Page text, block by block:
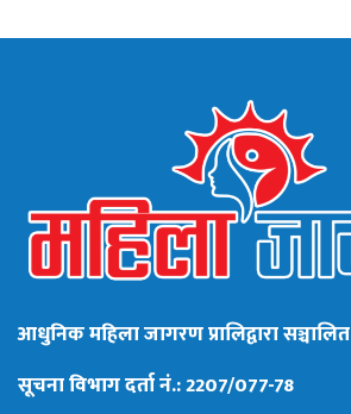
आधुनिक महिला जागरण प्रालिद्वारा सञ्चालित
सूचना विभाग दर्ता नं.: 2207/077-78